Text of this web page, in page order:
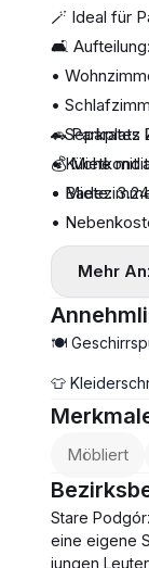
🪄 Ideal für
🛋️ Aufteilung:
•
•
• Separates
• Küche mit
•
🚗 Parkplatz
💰
• Miete:
•
• Strom,
• Kaution:
Mehr
🍽️
👕
Möbliert
Stare
eine eigene
jungen